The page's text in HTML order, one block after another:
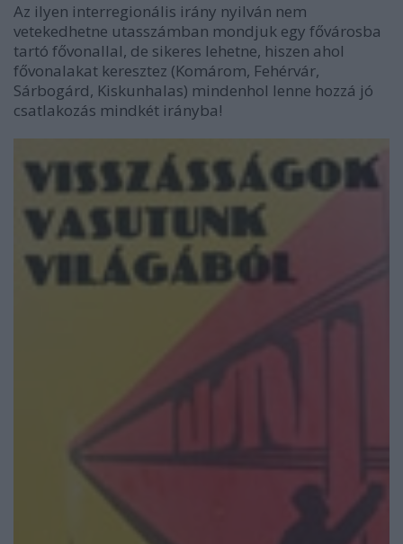
Az ilyen interregionális irány nyilván nem
vetekedhetne utasszámban mondjuk egy fővárosba
tartó fővonallal, de sikeres lehetne, hiszen ahol
fővonalakat keresztez (Komárom, Fehérvár,
Sárbogárd, Kiskunhalas) mindenhol lenne hozzá jó
csatlakozás mindkét irányba!